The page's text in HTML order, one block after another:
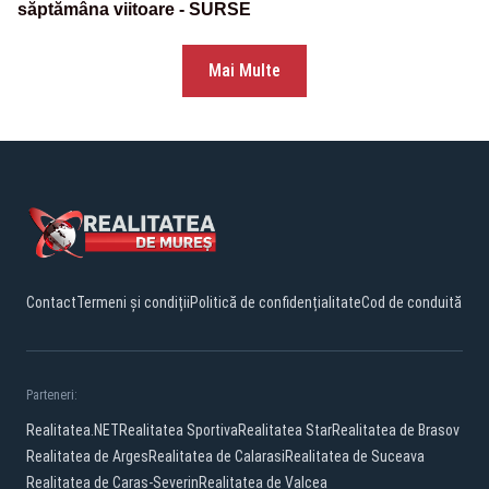
săptămâna viitoare - SURSE
Mai Multe
ContactTermeni și condițiiPolitică de confidențialitateCod de conduită
Parteneri:
Realitatea.NETRealitatea SportivaRealitatea StarRealitatea de Brasov
Realitatea de ArgesRealitatea de CalarasiRealitatea de Suceava
Realitatea de Caras-SeverinRealitatea de Valcea